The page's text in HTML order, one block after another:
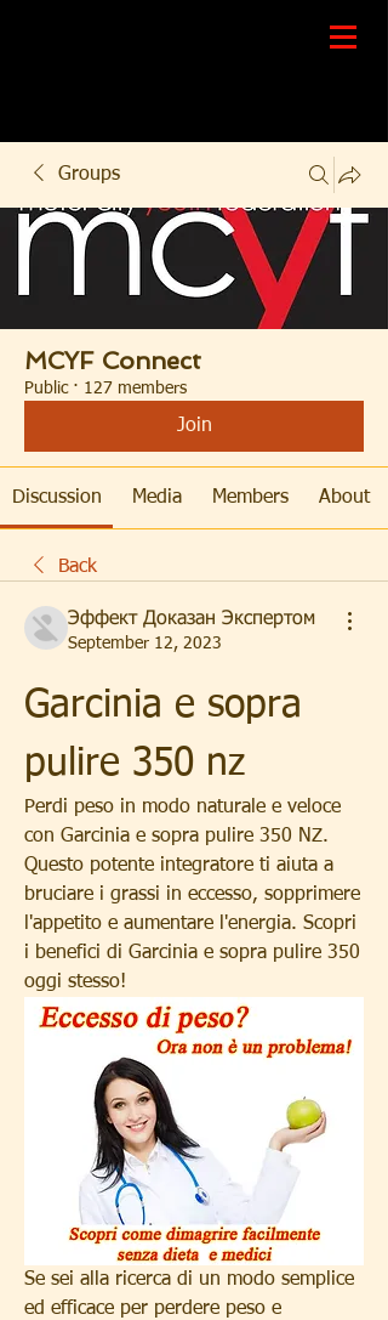
Groups
MCYF Connect
Public · 127 members
Join
Discussion Media Members About
Back
Эффект Доказан Экспертом
September 12, 2023
Garcinia e sopra
pulire 350 nz
Perdi peso in modo naturale e veloce
con Garcinia e sopra pulire 350 NZ.
Questo potente integratore ti aiuta a
bruciare i grassi in eccesso, sopprimere
l'appetito e aumentare l'energia. Scopri
i benefici di Garcinia e sopra pulire 350
oggi stesso!
Se sei alla ricerca di un modo semplice
ed efficace per perdere peso e